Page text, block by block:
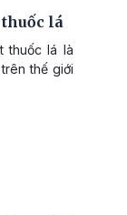
lá
thuốc lá là
thế giới